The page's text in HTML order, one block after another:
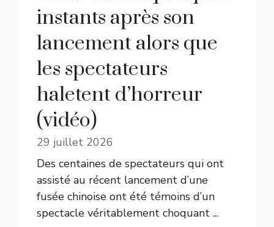
instants après son
lancement alors que
les spectateurs
haletent d’horreur
(vidéo)
29 juillet 2026
Des centaines de spectateurs qui ont
assisté au récent lancement d’une
fusée chinoise ont été témoins d’un
spectacle véritablement choquant ...